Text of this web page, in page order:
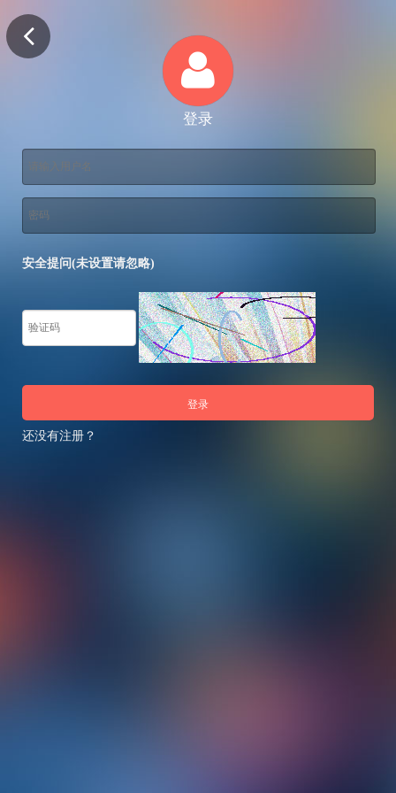
登录
安全提问(未设置请忽略)
登录
还没有注册？